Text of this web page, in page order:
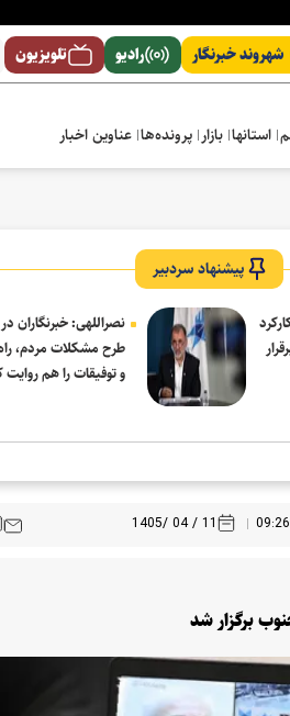
شهروند خبرنگار رادیو تلویزیون
استانها بازار پرونده‌ها عناوین اخبار
پیشنهاد سردبیر
نصراللهی: خبرنگاران در
طرح مشکلات مردم،
و توفیقات را هم روایت
09:26
11 / 04 /1405
برگزار شد